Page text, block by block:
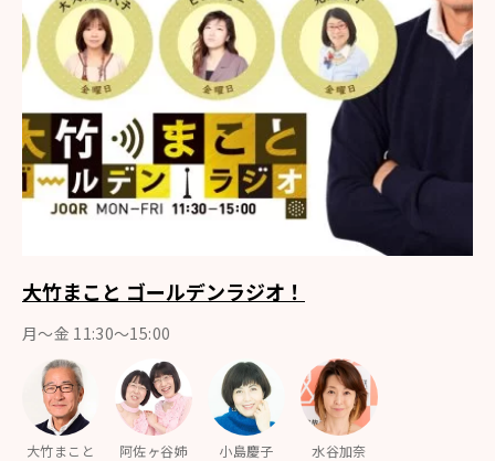
大竹まこと ゴールデンラジオ！
月〜金 11:30～15:00
大竹まこと
阿佐ヶ谷姉
小島慶子 水谷加奈